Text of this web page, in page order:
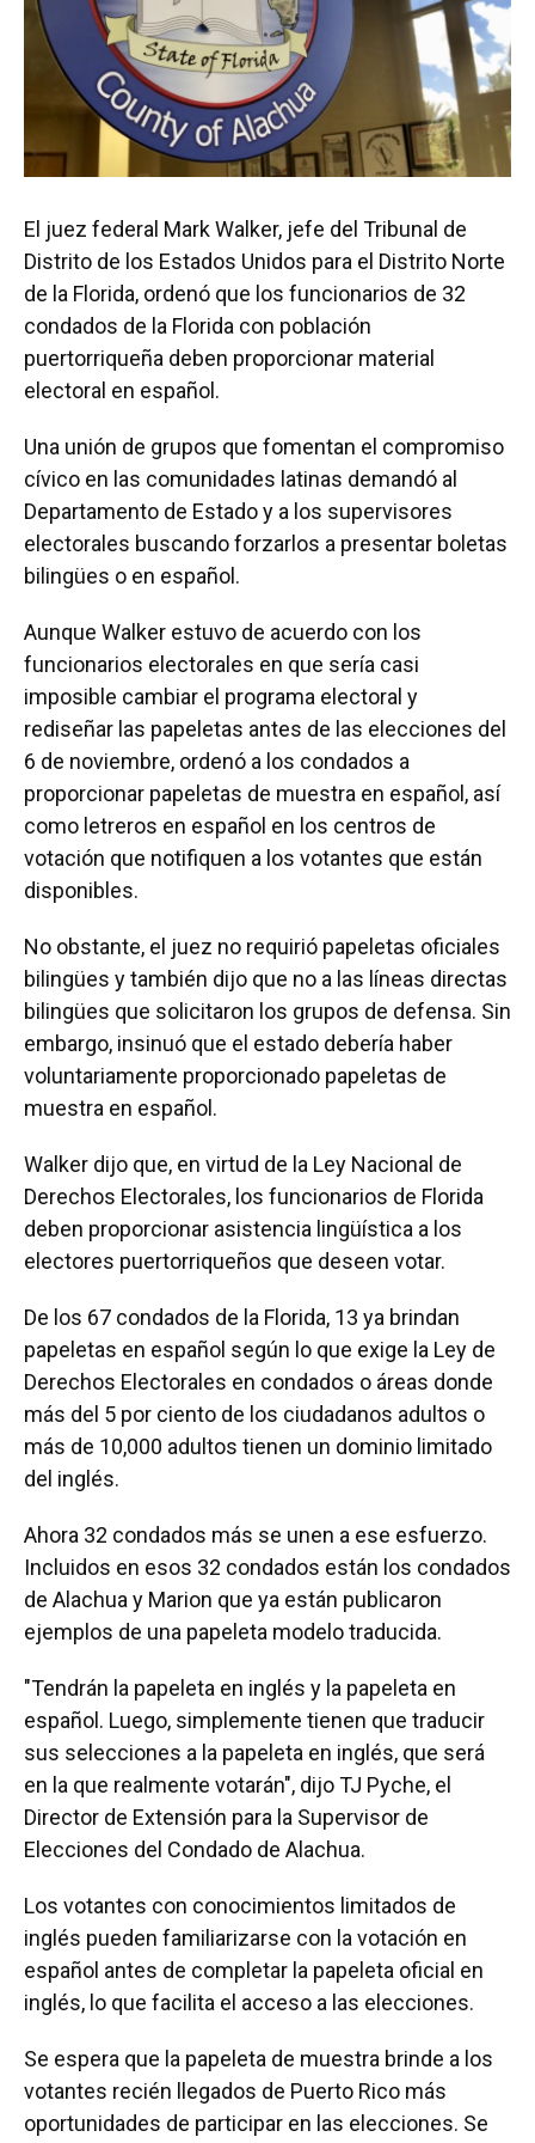
El juez federal Mark Walker, jefe del Tribunal de
Distrito de los Estados Unidos para el Distrito Norte
de la Florida, ordenó que los funcionarios de 32
condados de la Florida con población
puertorriqueña deben proporcionar material
electoral en español.
Una unión de grupos que fomentan el compromiso
cívico en las comunidades latinas demandó al
Departamento de Estado y a los supervisores
electorales buscando forzarlos a presentar boletas
bilingües o en español.
Aunque Walker estuvo de acuerdo con los
funcionarios electorales en que sería casi
imposible cambiar el programa electoral y
rediseñar las papeletas antes de las elecciones del
6 de noviembre, ordenó a los condados a
proporcionar papeletas de muestra en español, así
como letreros en español en los centros de
votación que notifiquen a los votantes que están
disponibles.
No obstante, el juez no requirió papeletas oficiales
bilingües y también dijo que no a las líneas directas
bilingües que solicitaron los grupos de defensa. Sin
embargo, insinuó que el estado debería haber
voluntariamente proporcionado papeletas de
muestra en español.
Walker dijo que, en virtud de la Ley Nacional de
Derechos Electorales, los funcionarios de Florida
deben proporcionar asistencia lingüística a los
electores puertorriqueños que deseen votar.
De los 67 condados de la Florida, 13 ya brindan
papeletas en español según lo que exige la Ley de
Derechos Electorales en condados o áreas donde
más del 5 por ciento de los ciudadanos adultos o
más de 10,000 adultos tienen un dominio limitado
del inglés.
Ahora 32 condados más se unen a ese esfuerzo.
Incluidos en esos 32 condados están los condados
de Alachua y Marion que ya están publicaron
ejemplos de una papeleta modelo traducida.
"Tendrán la papeleta en inglés y la papeleta en
español. Luego, simplemente tienen que traducir
sus selecciones a la papeleta en inglés, que será
en la que realmente votarán", dijo TJ Pyche, el
Director de Extensión para la Supervisor de
Elecciones del Condado de Alachua.
Los votantes con conocimientos limitados de
inglés pueden familiarizarse con la votación en
español antes de completar la papeleta oficial en
inglés, lo que facilita el acceso a las elecciones.
Se espera que la papeleta de muestra brinde a los
votantes recién llegados de Puerto Rico más
oportunidades de participar en las elecciones. Se